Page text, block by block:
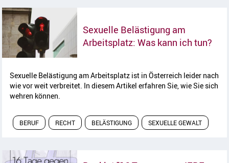
Sexuelle Belästigung am
Arbeitsplatz: Was kann ich tun?
Sexuelle Belästigung am Arbeitsplatz ist in Österreich leider nach
wie vor weit verbreitet. In diesem Artikel erfahren Sie, wie Sie sich
wehren können.
BERUF RECHT BELÄSTIGUNG SEXUELLE GEWALT